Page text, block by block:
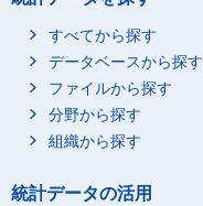
すべてから探す
データベースから探す
ファイルから探す
分野から探す
組織から探す
統計データの活用